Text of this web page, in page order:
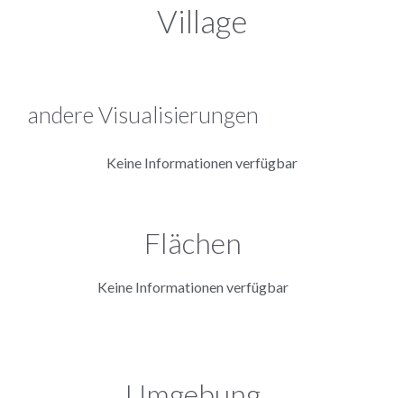
Village
andere Visualisierungen
Keine Informationen verfügbar
Flächen
Keine Informationen verfügbar